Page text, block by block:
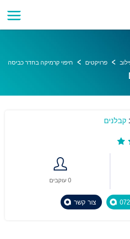
פרויקטים חיפוי קרמיקה בחדר כביסה
קבלנים
0 עוקבים
צור קשר